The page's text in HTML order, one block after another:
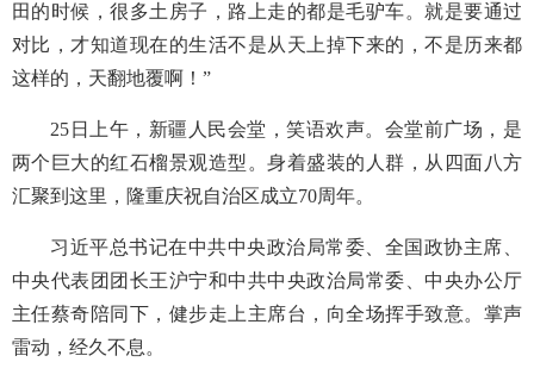
田的时候，很多土房子，路上走的都是毛驴车。就是要通过
对比，才知道现在的生活不是从天上掉下来的，不是历来都
这样的，天翻地覆啊！”
25日上午，新疆人民会堂，笑语欢声。会堂前广场，是
两个巨大的红石榴景观造型。身着盛装的人群，从四面八方
汇聚到这里，隆重庆祝自治区成立70周年。
习近平总书记在中共中央政治局常委、全国政协主席、
中央代表团团长王沪宁和中共中央政治局常委、中央办公厅
主任蔡奇陪同下，健步走上主席台，向全场挥手致意。掌声
雷动，经久不息。